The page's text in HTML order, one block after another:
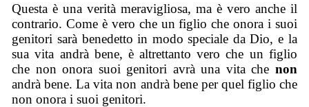
Questa è una verità meravigliosa, ma è vero anche il
contrario. Come è vero che un figlio che onora i suoi
genitori sarà benedetto in modo speciale da Dio, e la
sua vita andrà bene, è altrettanto vero che un figlio
che non onora suoi genitori avrà una vita che non
andrà bene. La vita non andrà bene per quel figlio che
non onora i suoi genitori.